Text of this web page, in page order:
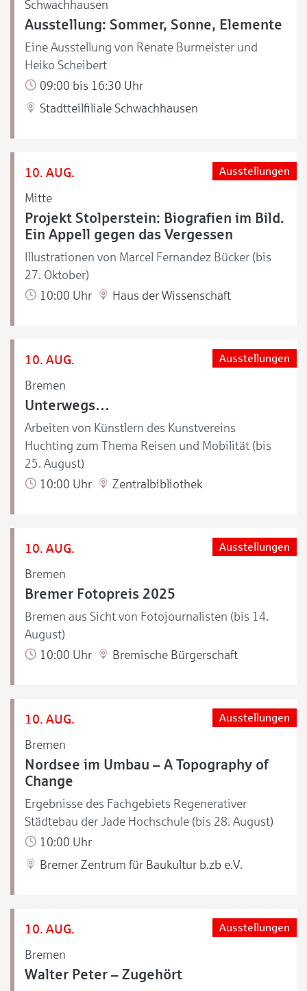
Schwachhausen
Ausstellung: Sommer, Sonne, Elemente
Eine Ausstellung von Renate Burmeister und
Heiko Scheibert
09:00 bis 16:30 Uhr
Stadtteilfiliale Schwachhausen
10. AUG.
Mitte
Ausstellungen
Projekt Stolperstein: Biografien im Bild.
Ein Appell gegen das Vergessen
Illustrationen von Marcel Fernandez Bücker (bis
27. Oktober)
10:00 Uhr
Haus der Wissenschaft
10. AUG.
Bremen
Ausstellungen
Unterwegs…
Arbeiten von Künstlern des Kunstvereins
Huchting zum Thema Reisen und Mobilität (bis
25. August)
10:00 Uhr
Zentralbibliothek
10. AUG.
Bremen
Ausstellungen
Bremer Fotopreis 2025
Bremen aus Sicht von Fotojournalisten (bis 14.
August)
10:00 Uhr
Bremische Bürgerschaft
10. AUG.
Bremen
Ausstellungen
Nordsee im Umbau – A Topography of
Change
Ergebnisse des Fachgebiets Regenerativer
Städtebau der Jade Hochschule (bis 28. August)
10:00 Uhr
Bremer Zentrum für Baukultur b.zb e.V.
10. AUG.
Bremen
Ausstellungen
Walter Peter – Zugehört